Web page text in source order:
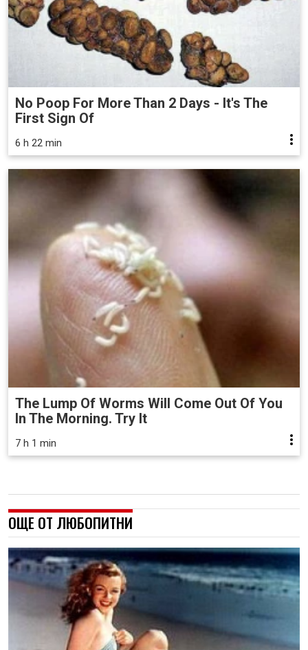
No Poop For More Than 2 Days - It's The
First Sign Of
6 h 22 min
The Lump Of Worms Will Come Out Of You
In The Morning. Try It
7 h 1 min
ОЩЕ ОТ ЛЮБОПИТНИ